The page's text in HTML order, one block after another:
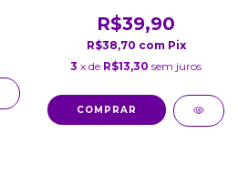
R$39,90
R$38,70 com Pix
3 x de R$13,30 sem juros
COMPRAR